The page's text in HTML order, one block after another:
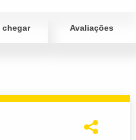
chegar Avaliações